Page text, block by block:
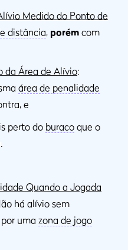
Medido do Ponto de
distância, porém com
da Área de Alívio:
área de penalidade
e
perto do buraco que o
Quando a Jogada
há alívio sem
uma zona de jogo